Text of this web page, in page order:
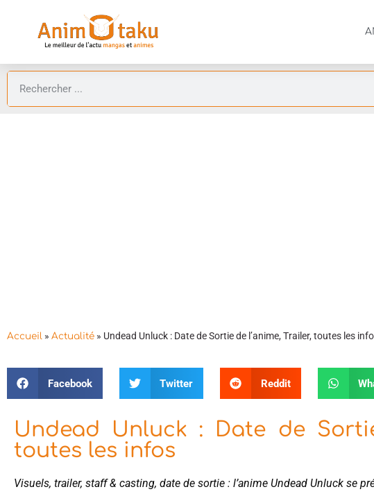
Accueil » Actualité » Undead Unluck : Date de Sortie de l’anime, Trailer, toutes les
Facebook Twitter Reddit
Undead Unluck : Date de
toutes les infos
Visuels, trailer, staff & casting, date de sortie : l’anime Undead Unluck se